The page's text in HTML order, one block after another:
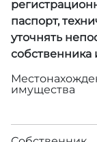
паспорт,
уточнять
собственника
имущества